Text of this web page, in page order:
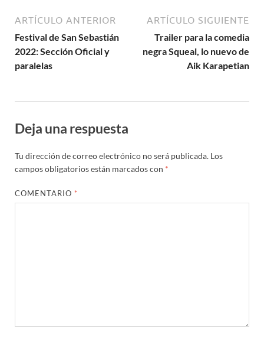
ARTÍCULO ANTERIOR
Festival de San Sebastián
2022: Sección Oficial y
paralelas
ARTÍCULO SIGUIENTE
Trailer para la comedia
negra Squeal, lo nuevo de
Aik Karapetian
Deja una respuesta
Tu dirección de correo electrónico no será publicada. Los
campos obligatorios están marcados con *
COMENTARIO *